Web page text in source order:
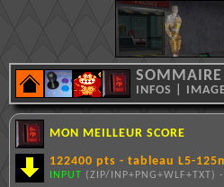
SOMMAIRE
INFOS
MON MEILLEUR SCORE
122400 pts - tableau L5-
INPUT (ZIP/